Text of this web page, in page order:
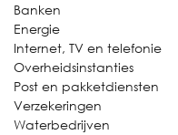
Banken
Energie
Internet, TV en telefonie
Overheidsinstanties
Post en pakketdiensten
Verzekeringen
Waterbedrijven